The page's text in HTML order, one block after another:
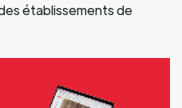
établissements de